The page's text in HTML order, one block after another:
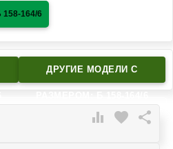
158-164/6
ДРУГИЕ МОДЕЛИ C
 favorite 